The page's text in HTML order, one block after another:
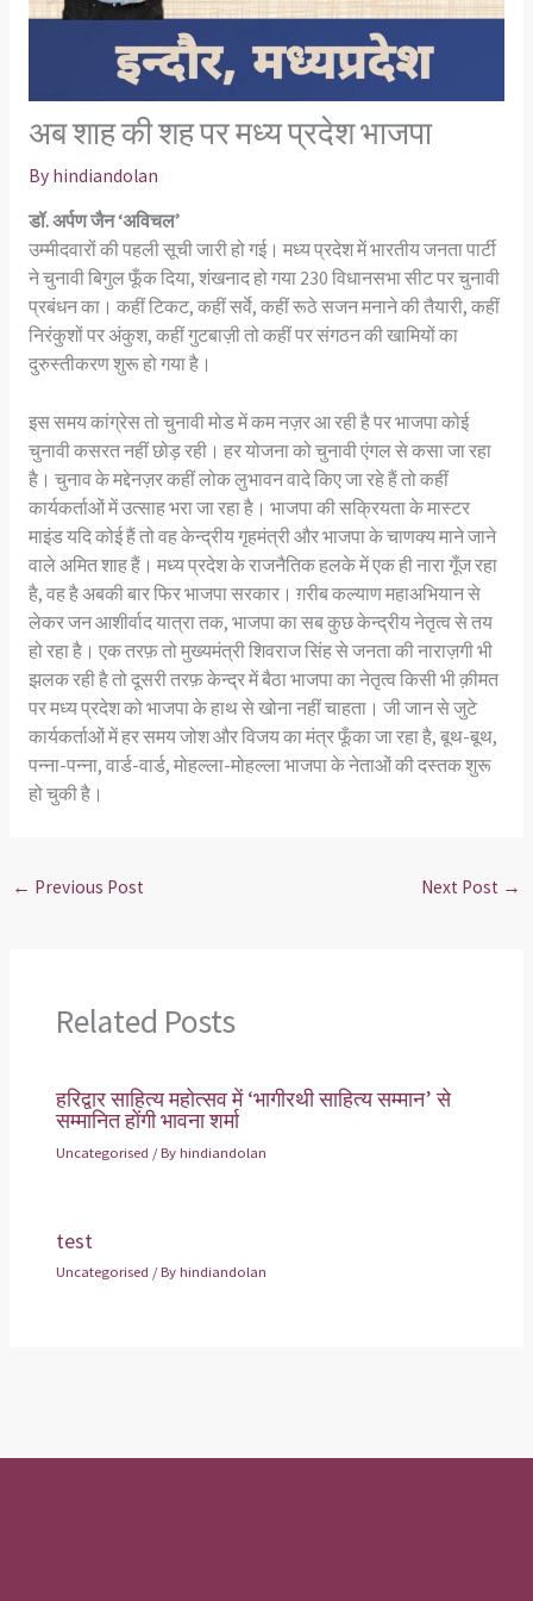
अब शाह की शह पर मध्य प्रदेश भाजपा
By hindiandolan
डॉ. अर्पण जैन ‘अविचल’
उम्मीदवारों की पहली सूची जारी हो गई। मध्य प्रदेश में भारतीय जनता पार्टी
ने चुनावी बिगुल फूँक दिया, शंखनाद हो गया 230 विधानसभा सीट पर चुनावी
प्रबंधन का। कहीं टिकट, कहीं सर्वे, कहीं रूठे सजन मनाने की तैयारी, कहीं
निरंकुशों पर अंकुश, कहीं गुटबाज़ी तो कहीं पर संगठन की खामियों का
दुरुस्तीकरण शुरू हो गया है।
इस समय कांग्रेस तो चुनावी मोड में कम नज़र आ रही है पर भाजपा कोई
चुनावी कसरत नहीं छोड़ रही। हर योजना को चुनावी एंगल से कसा जा रहा
है। चुनाव के मद्देनज़र कहीं लोक लुभावन वादे किए जा रहे हैं तो कहीं
कार्यकर्ताओं में उत्साह भरा जा रहा है। भाजपा की सक्रियता के मास्टर
माइंड यदि कोई हैं तो वह केन्द्रीय गृहमंत्री और भाजपा के चाणक्य माने जाने
वाले अमित शाह हैं। मध्य प्रदेश के राजनैतिक हलके में एक ही नारा गूँज रहा
है, वह है अबकी बार फिर भाजपा सरकार। ग़रीब कल्याण महाअभियान से
लेकर जन आशीर्वाद यात्रा तक, भाजपा का सब कुछ केन्द्रीय नेतृत्व से तय
हो रहा है। एक तरफ़ तो मुख्यमंत्री शिवराज सिंह से जनता की नाराज़गी भी
झलक रही है तो दूसरी तरफ़ केन्द्र में बैठा भाजपा का नेतृत्व किसी भी क़ीमत
पर मध्य प्रदेश को भाजपा के हाथ से खोना नहीं चाहता। जी जान से जुटे
कार्यकर्ताओं में हर समय जोश और विजय का मंत्र फूँका जा रहा है, बूथ-बूथ,
पन्ना-पन्ना, वार्ड-वार्ड, मोहल्ला-मोहल्ला भाजपा के नेताओं की दस्तक शुरू
हो चुकी है।
← Previous Post Next Post →
Related Posts
हरिद्वार साहित्य महोत्सव में ‘भागीरथी साहित्य सम्मान’ से
सम्मानित होंगी भावना शर्मा
Uncategorised / Byhindiandolan
test
Uncategorised / Byhindiandolan